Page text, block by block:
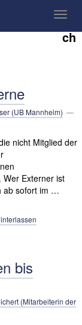
Ar
ch
(UB Mannheim) —
nicht Mitglied der
Wer Externer ist
ab sofort im …
bis
(Mitarbeiterin der